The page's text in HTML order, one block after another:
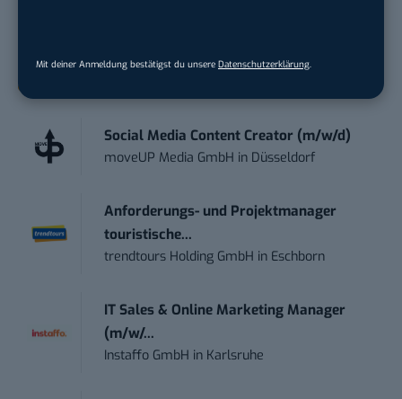
Mit deiner Anmeldung bestätigst du unsere Datenschutzerklärung
Social Media Content Creator (m/w/d)
moveUP Media GmbH in Düsseldorf
Anforderungs- und Projektmanager
touristische...
trendtours Holding GmbH in Eschborn
IT Sales & Online Marketing Manager
(m/w/...
Instaffo GmbH in Karlsruhe